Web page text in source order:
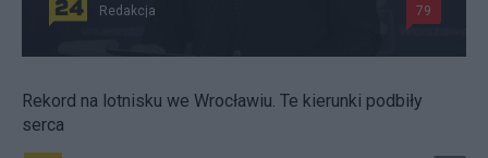
Redakcja 79
Rekord na lotnisku we Wrocławiu. Te kierunki podbiły
serca